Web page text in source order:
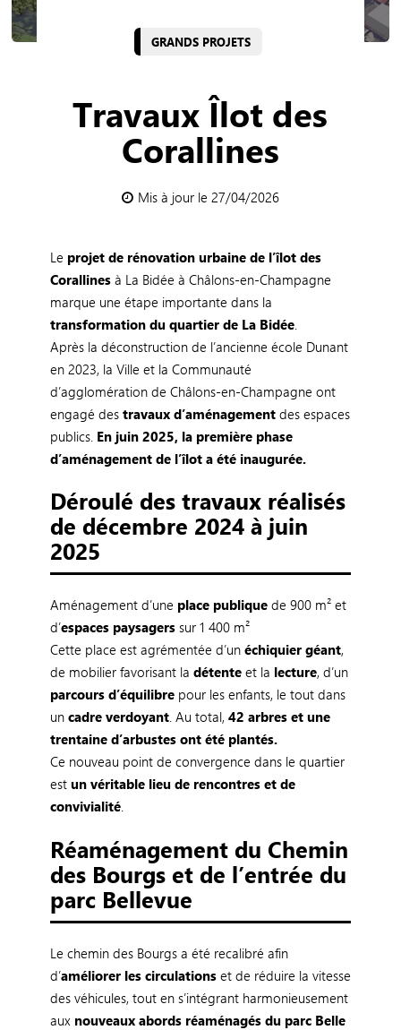
GRANDS PROJETS
Travaux Îlot des
Corallines
Mis à jour le 27/04/2026
Le projet de rénovation urbaine de l’îlot des
Corallinesà La Bidée à Châlons-en-Champagne
marque une étape importante dans la
transformation du quartier de La Bidée.
Après la déconstruction de l’ancienne école Dunant
en 2023, la Ville et la Communauté
d’agglomération de Châlons-en-Champagne ont
engagé destravaux d’aménagementdes espaces
publics. En juin 2025, la première phase
d’aménagement de l’îlot a été inaugurée.
Déroulé des travaux réalisés
de décembre 2024 à juin
2025
Aménagement d’une place publiquede 900 m² et
d’espaces paysagerssur 1 400 m²
Cette place est agrémentée d’un échiquier géant,
de mobilier favorisant la détente et la lecture, d’un
parcours d’équilibrepour les enfants, le tout dans
un cadre verdoyant. Au total, 42 arbres et une
trentaine d’arbustes ont été plantés.
Ce nouveau point de convergence dans le quartier
est un véritable lieu de rencontres et de
convivialité.
Réaménagement du Chemin
des Bourgs et de l’entrée du
parc Bellevue
Le chemin des Bourgs a été recalibré afin
d’améliorer les circulationset de réduire la vitesse
des véhicules, tout en s’intégrant harmonieusement
aux nouveaux abords réaménagés du parc Belle